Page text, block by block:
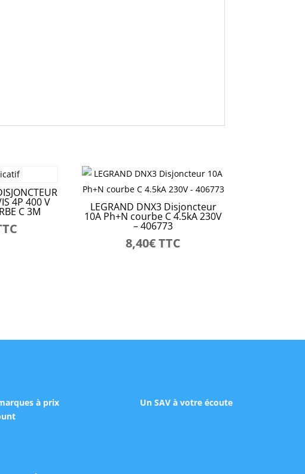
4P 400 V
C 3M LEGRAND DNX3 Disjoncteur
10A Ph+N courbe C 4.5kA 230V
– 406773
8,40€ TTC
à prix
Un SAV à votre écoute